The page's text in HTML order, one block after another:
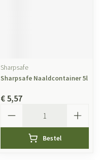
Sharpsafe
Sharpsafe Naaldcontainer 5l
€ 5,57
Bestel